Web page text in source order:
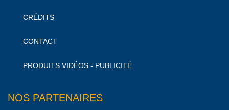
CRÉDITS
CONTACT
PRODUITS VIDÉOS - PUBLICITÉ
NOS PARTENAIRES